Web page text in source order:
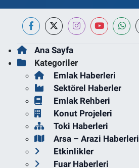
Ana Sayfa
Kategoriler
Emlak Haberleri
Sektörel Haberler
Emlak Rehberi
Konut Projeleri
Toki Haberleri
Arsa – Arazi Haberleri
Etkinlikler
Fuar Haberleri